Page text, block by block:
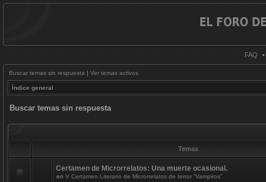
FAQ •
Buscar temas sin respuesta | Ver temas activos
Índice general
Buscar temas sin respuesta
Temas
Certamen de Microrrelatos: Una muerte ocasional.
en V Certamen Literario de Microrrelatos de terror “Vampiros”